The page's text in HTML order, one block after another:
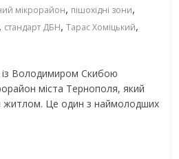
мікрорайон, пішохідні зони,
, стандарт ДБН,Тарас Хоміцький,
із Володимиром Скибою
міста Тернополя, який
житлом. Це один з наймолодших